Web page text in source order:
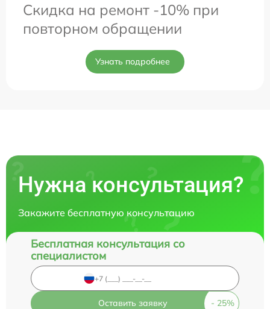
Скидка на ремонт -10% при
повторном обращении
Узнать подробнее
Нужна консультация?
Закажите бесплатную консультацию
Бесплатная консультация со
специалистом
Оставить заявку